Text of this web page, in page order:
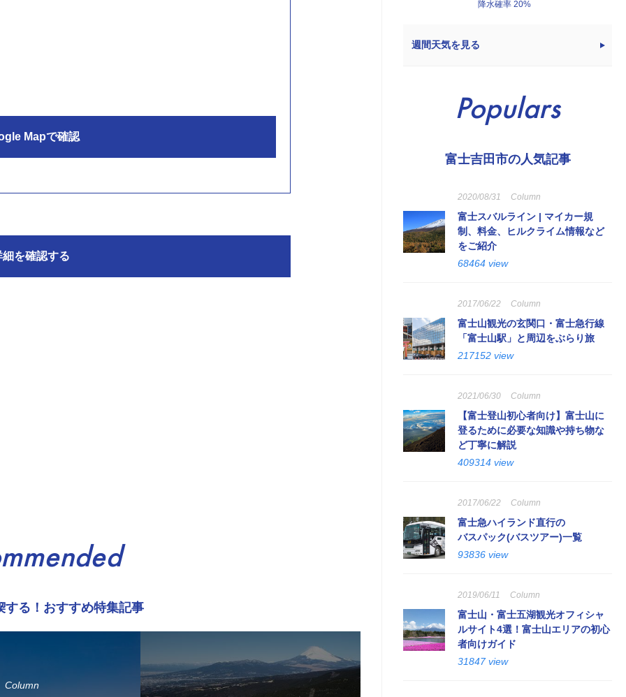
Mapで確認
細を確認する
する！おすすめ特集記事
Column
降水確率 20%
週間天気を見る
Populars
富士吉田市の人気記事
2020/08/31 Column
富士スバルライン | マイカー規
制、料金、ヒルクライム情報など
をご紹介
68464 view
2017/06/22 Column
富士山観光の玄関口・富士急行線
「富士山駅」と周辺をぶらり旅
217152 view
2021/06/30 Column
【富士登山初心者向け】富士山に
登るために必要な知識や持ち物な
ど丁寧に解説
409314 view
2017/06/22 Column
富士急ハイランド直行の
バスパック(バスツアー)一覧
93836 view
2019/06/11 Column
富士山・富士五湖観光オフィシャ
ルサイト4選！富士山エリアの初心
者向けガイド
31847 view